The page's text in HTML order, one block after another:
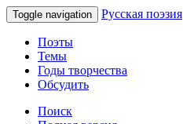
Toggle navigation Русская поэзия
Поэты
Темы
Годы творчества
Обсудить
Поиск